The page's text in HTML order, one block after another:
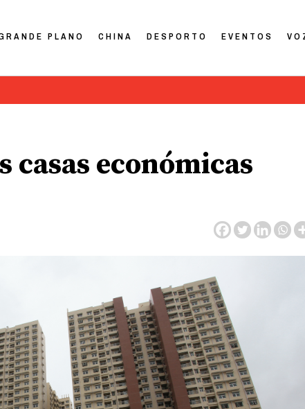
PLANO CHINA DESPORTO EVENTOS
casas económicas